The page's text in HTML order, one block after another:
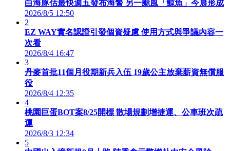
白海豚估最快週五發布海警 另一颱風「鯨魚」今晨形成
2026/8/5 12:50
2
EZ WAY實名認證引發個資疑慮 使用方式與爭議內容一
次看
2026/8/4 16:47
3
丹麥首批11個月役期新兵入伍 19歲公主放棄薪資無償服
役
2026/8/4 12:35
4
桃園巨蛋BOT案8/25開標 散場規劃增捷運、公車班次疏
運
2026/8/3 12:34
5